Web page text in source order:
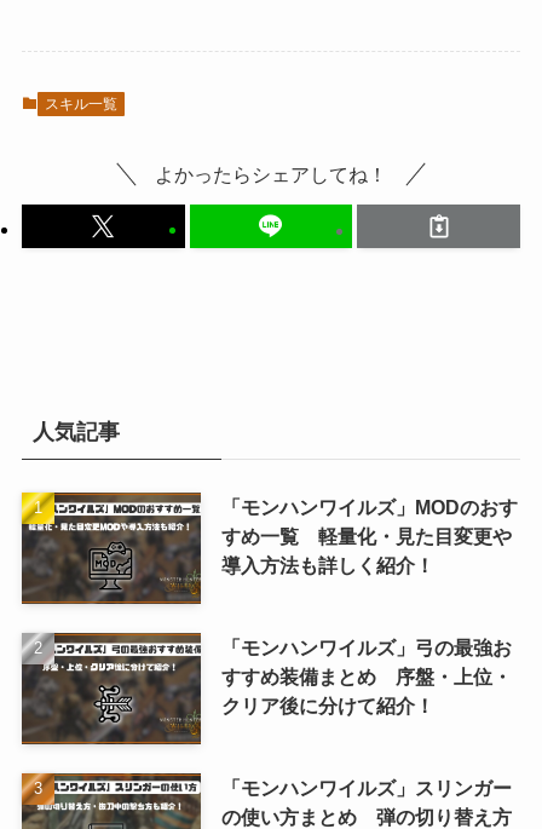
スキル一覧
よかったらシェアしてね！
人気記事
「モンハンワイルズ」MODのおす
すめ一覧 軽量化・見た目変更や
導入方法も詳しく紹介！
「モンハンワイルズ」弓の最強お
すすめ装備まとめ 序盤・上位・
クリア後に分けて紹介！
「モンハンワイルズ」スリンガー
の使い方まとめ 弾の切り替え方